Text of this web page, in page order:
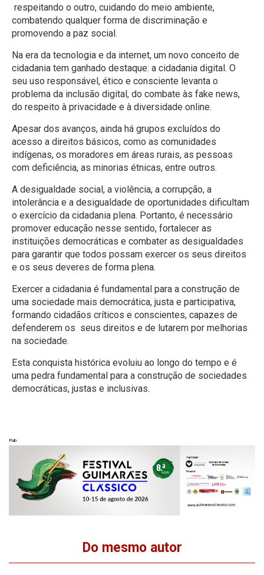
respeitando o outro, cuidando do meio ambiente,
combatendo qualquer forma de discriminação e
promovendo a paz social.
Na era da tecnologia e da internet, um novo conceito de
cidadania tem ganhado destaque: a cidadania digital. O
seu uso responsável, ético e consciente levanta o
problema da inclusão digital, do combate às fake news,
do respeito à privacidade e à diversidade online.
Apesar dos avanços, ainda há grupos excluídos do
acesso a direitos básicos, como as comunidades
indígenas, os moradores em áreas rurais, as pessoas
com deficiência, as minorias étnicas, entre outros.
A desigualdade social, a violência, a corrupção, a
intolerância e a desigualdade de oportunidades dificultam
o exercício da cidadania plena. Portanto, é necessário
promover educação nesse sentido, fortalecer as
instituições democráticas e combater as desigualdades
para garantir que todos possam exercer os seus direitos
e os seus deveres de forma plena.
Exercer a cidadania é fundamental para a construção de
uma sociedade mais democrática, justa e participativa,
formando cidadãos críticos e conscientes, capazes de
defenderem os seus direitos e de lutarem por melhorias
na sociedade.
Esta conquista histórica evoluiu ao longo do tempo e é
uma pedra fundamental para a construção de sociedades
democráticas, justas e inclusivas.
Pub
Do mesmo autor